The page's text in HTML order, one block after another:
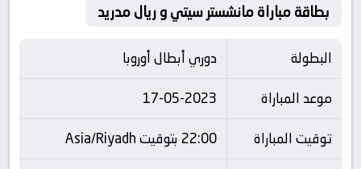
بطاقة مباراة مانشستر سيتي و ريال مدريد
البطولة
دوري أبطال أوروبا
موعد المباراة
17-05-2023
توقيت المباراة
22:00 بتوقيت Asia/Riyadh